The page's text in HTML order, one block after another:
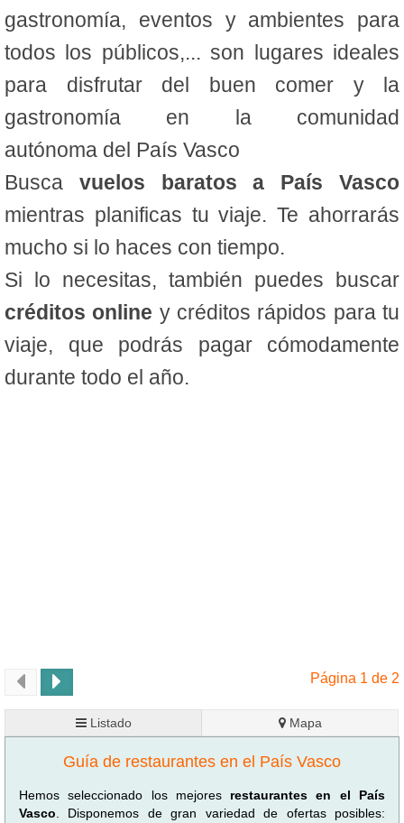
gastronomía, eventos y ambientes para
todos los públicos,... son lugares ideales
para disfrutar del buen comer y la
gastronomía en la comunidad
autónoma del País Vasco
Busca vuelos baratos a País Vasco
mientras planificas tu viaje. Te ahorrarás
mucho si lo haces con tiempo.
Si lo necesitas, también puedes buscar
créditos online y créditos rápidos para tu
viaje, que podrás pagar cómodamente
durante todo el año.
Página 1 de 2
Listado Mapa
Guía de restaurantes en el País Vasco
Hemos seleccionado los mejores restaurantes en el País
Vasco . Disponemos de gran variedad de ofertas posibles: